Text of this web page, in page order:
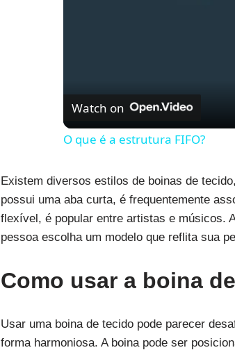
Watch on
O que é a estrutura FIFO?
Existem diversos estilos de boinas de
possui uma aba curta, é frequentemente
flexível, é popular entre artistas e músicos.
pessoa escolha um modelo que reflita sua
Como usar a boina
Usar uma boina de tecido pode parecer
forma harmoniosa. A boina pode ser